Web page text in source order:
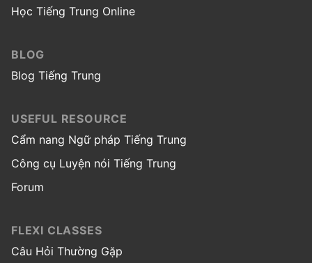
Học Tiếng Trung Online
BLOG
Blog Tiếng Trung
USEFUL RESOURCE
Cẩm nang Ngữ pháp Tiếng Trung
Công cụ Luyện nói Tiếng Trung
Forum
FLEXI CLASSES
Câu Hỏi Thường Gặp